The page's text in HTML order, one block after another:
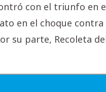
con el triunfo en
en el choque contra
su parte, Recoleta